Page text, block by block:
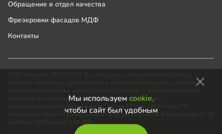
Мы используем cookie,
чтобы сайт был удобным
Обращение в отдел качества
Фрезеровки фасадов МДФ
Контакты
включая текстовую, графическую и видео информацию, структуру и
законами и соглашениями об охране авторских прав и
интеллектуальной собственности (статьи 1259 и 1260 главы 70
«Авторское право» Гражданского Кодекса Российской Федерации от 18